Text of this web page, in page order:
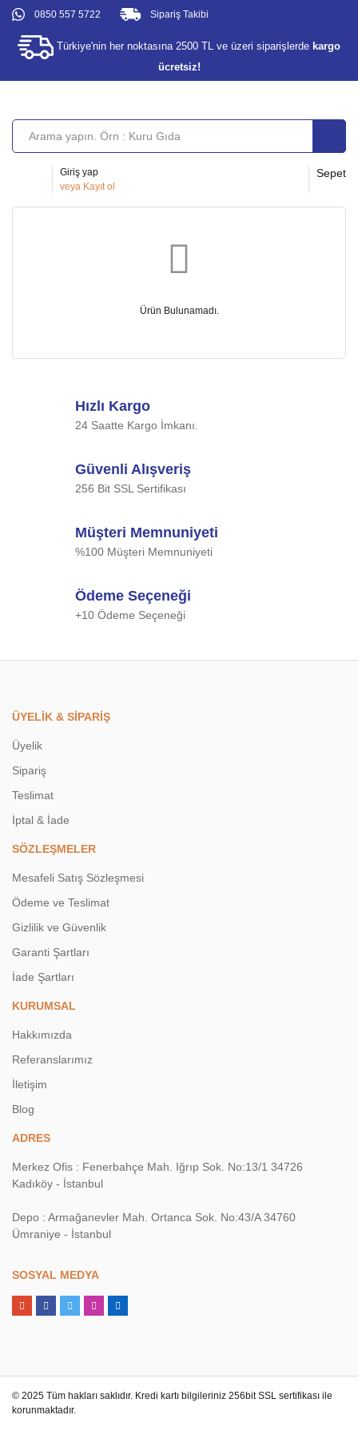
0850 557 5722
Türkiye'nin her noktasına 2500 TL ve üzeri siparişlerde kargo
ücretsiz!
Sipariş Takibi
Giriş yap
veya Kayıt ol
Sepet
Ürün Bulunamadı.
Hızlı Kargo
24 Saatte Kargo İmkanı.
Güvenli Alışveriş
256 Bit SSL Sertifikası
Müşteri Memnuniyeti
%100 Müşteri Memnuniyeti
Ödeme Seçeneği
+10 Ödeme Seçeneği
ÜYELİK & SİPARİŞ
Üyelik
Sipariş
Teslimat
İptal & İade
SÖZLEŞMELER
Mesafeli Satış Sözleşmesi
Ödeme ve Teslimat
Gizlilik ve Güvenlik
Garanti Şartları
İade Şartları
KURUMSAL
Hakkımızda
Referanslarımız
İletişim
Blog
ADRES
Merkez Ofis : Fenerbahçe Mah. Iğrıp Sok. No:13/1 34726
Kadıköy - İstanbul
Depo : Armağanevler Mah. Ortanca Sok. No:43/A 34760
Ümraniye - İstanbul
SOSYAL MEDYA
© 2025 Tüm hakları saklıdır. Kredi kartı bilgileriniz 256bit SSL sertifikası ile
korunmaktadır.